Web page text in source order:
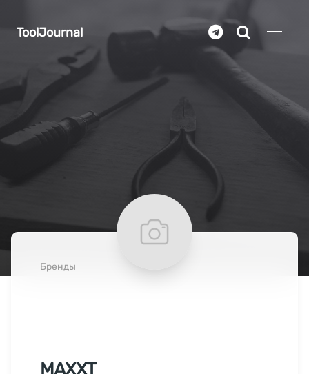
ToolJournal
Бренды
MAXXT